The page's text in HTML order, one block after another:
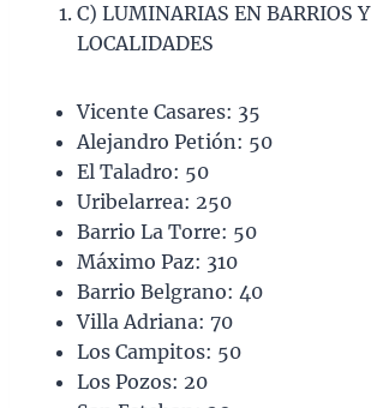
C) LUMINARIAS EN BARRIOS Y
LOCALIDADES
Vicente Casares: 35
Alejandro Petión: 50
El Taladro: 50
Uribelarrea: 250
Barrio La Torre: 50
Máximo Paz: 310
Barrio Belgrano: 40
Villa Adriana: 70
Los Campitos: 50
Los Pozos: 20